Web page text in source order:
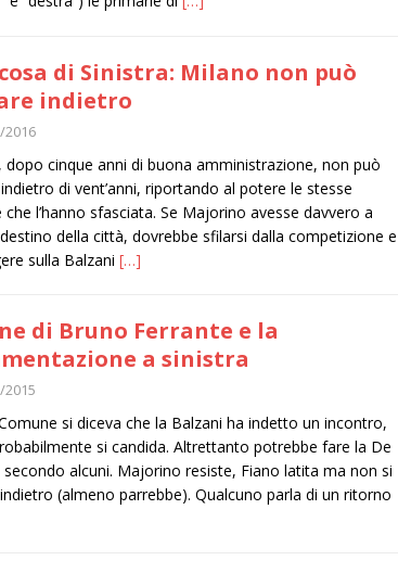
di Sinistra: Milano non può
indietro
2016
dopo cinque anni di buona amministrazione, non può
di vent’anni, riportando al potere le stesse
che l’hanno sfasciata. Se Majorino avesse davvero a
della città, dovrebbe sfilarsi dalla competizione e
sulla Balzani […]
di Bruno Ferrante e la
a sinistra
2015
si diceva che la Balzani ha indetto un incontro,
si candida. Altrettanto potrebbe fare la De
secondo alcuni. Majorino resiste, Fiano latita ma non si
(almeno parrebbe). Qualcuno parla di un ritorno